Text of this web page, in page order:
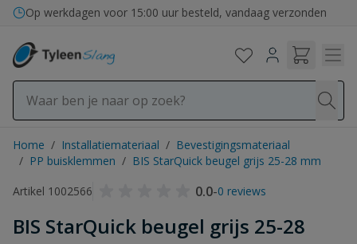
Ga naar de inhoud
Bezorging in binnen- en buitenland
Op werkdagen voor 15:00 uur besteld, vandaag verzonden
Home / Installatiemateriaal / Bevestigingsmateriaal
/ PP buisklemmen / BIS StarQuick beugel grijs 25-28 mm
Artikel 1002566
0.0-0 reviews
BIS StarQuick beugel grijs 25-28